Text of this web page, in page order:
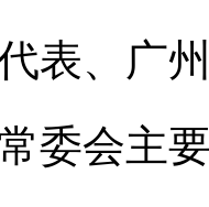
表、广
委会主